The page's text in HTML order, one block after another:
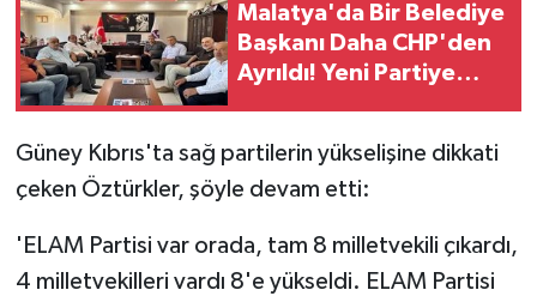
Malatya'da Bir Belediye
Başkanı Daha CHP'den
Ayrıldı! Yeni Partiye
Güney Kıbrıs'ta sağ partilerin yükselişine dikkati
çeken Öztürkler, şöyle devam etti:
'ELAM Partisi var orada, tam 8 milletvekili çıkardı,
4 milletvekilleri vardı 8'e yükseldi. ELAM Partisi